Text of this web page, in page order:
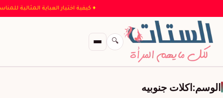
♦ كيفية اختيار العباية المثالية
🔍
الوسم:اكلات جنوبيه